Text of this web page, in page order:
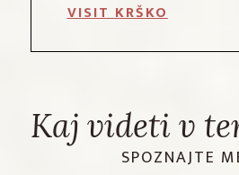
VISIT KRŠKO
Kaj videti v
SPOZNAJTE